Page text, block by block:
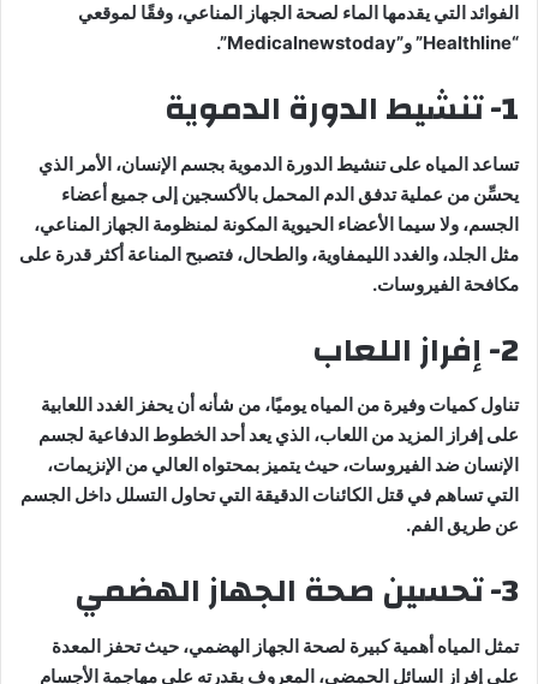
الفوائد التي يقدمها الماء لصحة الجهاز المناعي، وفقًا لموقعي
“Healthline” و”Medicalnewstoday”.
1- تنشيط الدورة الدموية
تساعد المياه على تنشيط الدورة الدموية بجسم الإنسان، الأمر الذي
يحسِّن من عملية تدفق الدم المحمل بالأكسجين إلى جميع أعضاء
الجسم، ولا سيما الأعضاء الحيوية المكونة لمنظومة الجهاز المناعي،
مثل الجلد، والغدد الليمفاوية، والطحال، فتصبح المناعة أكثر قدرة على
مكافحة الفيروسات.
2- إفراز اللعاب
تناول كميات وفيرة من المياه يوميًا، من شأنه أن يحفز الغدد اللعابية
على إفراز المزيد من اللعاب، الذي يعد أحد الخطوط الدفاعية لجسم
الإنسان ضد الفيروسات، حيث يتميز بمحتواه العالي من الإنزيمات،
التي تساهم في قتل الكائنات الدقيقة التي تحاول التسلل داخل الجسم
عن طريق الفم.
3- تحسين صحة الجهاز الهضمي
تمثل المياه أهمية كبيرة لصحة الجهاز الهضمي، حيث تحفز المعدة
على إفراز السائل الحمضي، المعروف بقدرته على مهاجمة الأجسام